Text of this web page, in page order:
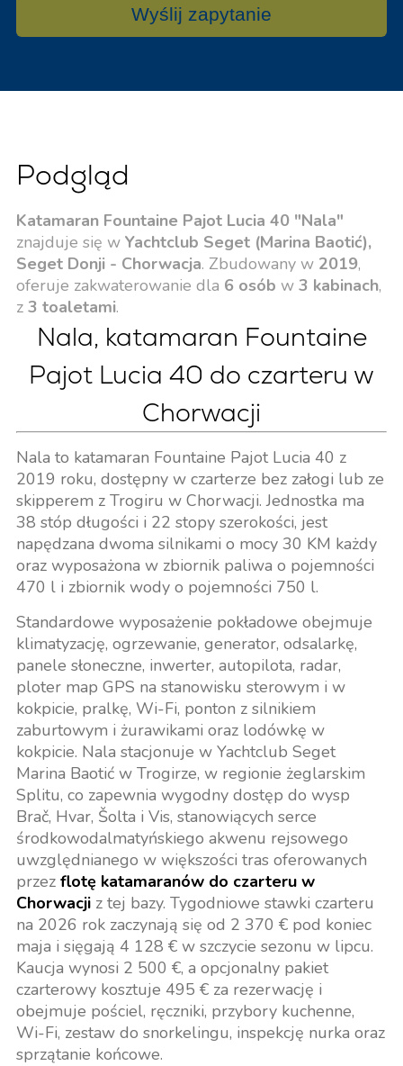
Wyślij zapytanie
Podgląd
Katamaran Fountaine Pajot Lucia 40 "Nala"
znajduje się w Yachtclub Seget (Marina Baotić),
Seget Donji - Chorwacja. Zbudowany w 2019,
oferuje zakwaterowanie dla 6 osób w 3 kabinach,
z 3 toaletami.
Nala, katamaran Fountaine
Pajot Lucia 40 do czarteru w
Chorwacji
Nala to katamaran Fountaine Pajot Lucia 40 z
2019 roku, dostępny w czarterze bez załogi lub ze
skipperem z Trogiru w Chorwacji. Jednostka ma
38 stóp długości i 22 stopy szerokości, jest
napędzana dwoma silnikami o mocy 30 KM każdy
oraz wyposażona w zbiornik paliwa o pojemności
470 l i zbiornik wody o pojemności 750 l.
Standardowe wyposażenie pokładowe obejmuje
klimatyzację, ogrzewanie, generator, odsalarkę,
panele słoneczne, inwerter, autopilota, radar,
ploter map GPS na stanowisku sterowym i w
kokpicie, pralkę, Wi-Fi, ponton z silnikiem
zaburtowym i żurawikami oraz lodówkę w
kokpicie. Nala stacjonuje w Yachtclub Seget
Marina Baotić w Trogirze, w regionie żeglarskim
Splitu, co zapewnia wygodny dostęp do wysp
Brač, Hvar, Šolta i Vis, stanowiących serce
środkowodalmatyńskiego akwenu rejsowego
uwzględnianego w większości tras oferowanych
przez flotę katamaranów do czarteru w
Chorwacjiz tej bazy. Tygodniowe stawki czarteru
na 2026 rok zaczynają się od 2 370 € pod koniec
maja i sięgają 4 128 € w szczycie sezonu w lipcu.
Kaucja wynosi 2 500 €, a opcjonalny pakiet
czarterowy kosztuje 495 € za rezerwację i
obejmuje pościel, ręczniki, przybory kuchenne,
Wi-Fi, zestaw do snorkelingu, inspekcję nurka oraz
sprzątanie końcowe.